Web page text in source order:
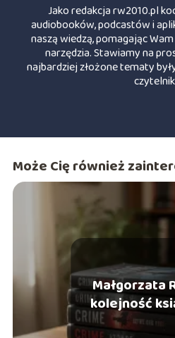
Jako redakcja rw2010.pl
audiobooków, podcastów i
naszą wiedzą, pomagając
narzędzia. Stawiamy na
najbardziej złożone tematy
Może Cię również
Małgorzata
kolejność
której